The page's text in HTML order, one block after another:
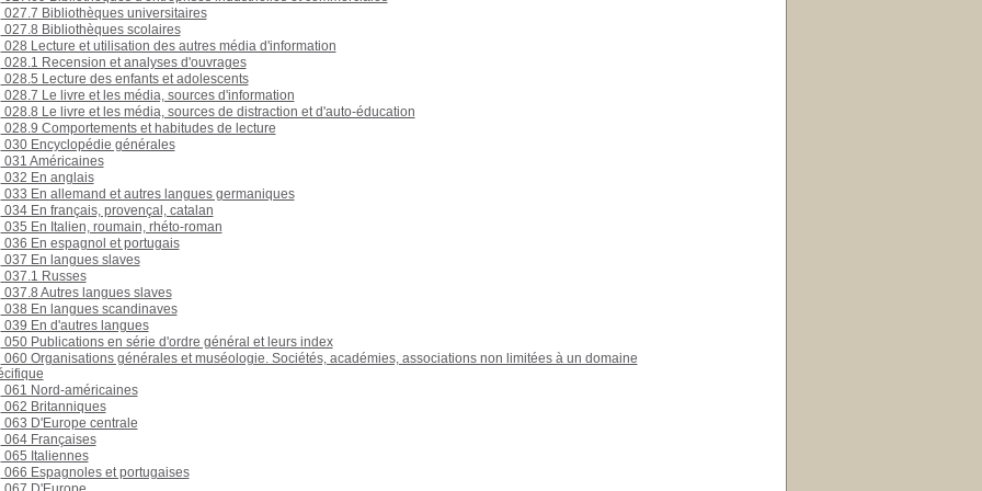
027.7 Bibliothèques universitaires
027.8 Bibliothèques scolaires
028 Lecture et utilisation des autres média d'information
028.1 Recension et analyses d'ouvrages
028.5 Lecture des enfants et adolescents
028.7 Le livre et les média, sources d'information
028.8 Le livre et les média, sources de distraction et d'auto-éducation
028.9 Comportements et habitudes de lecture
030 Encyclopédie générales
031 Américaines
032 En anglais
033 En allemand et autres langues germaniques
034 En français, provençal, catalan
035 En Italien, roumain, rhéto-roman
036 En espagnol et portugais
037 En langues slaves
037.1 Russes
037.8 Autres langues slaves
038 En langues scandinaves
039 En d'autres langues
050 Publications en série d'ordre général et leurs index
060 Organisations générales et muséologie. Sociétés, académies, associations non limitées à un domaine
061 Nord-américaines
062 Britanniques
063 D'Europe centrale
064 Françaises
065 Italiennes
066 Espagnoles et portugaises